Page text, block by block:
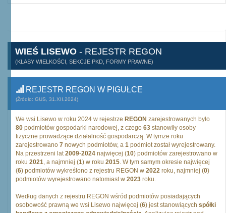
WIEŚ LISEWO - REJESTR REGON
(KLASY WIELKOŚCI, SEKCJE PKD, FORMY PRAWNE)
REJESTR REGON W PIGUŁCE
(Źródło: GUS, 31.XII.2024)
We wsi Lisewo w roku 2024 w rejestrze REGON zarejestrowanych było
80 podmiotów gospodarki narodowej, z czego 63 stanowiły osoby
fizyczne prowadzące działalność gospodarczą. W tymże roku
zarejestrowano 7 nowych podmiotów, a 1 podmiot został wyrejestrowany.
Na przestrzeni lat2009-2024 najwięcej (10) podmiotów zarejestrowano w
roku 2021, a najmniej (1) w roku 2015. W tym samym okresie najwięcej
(6) podmiotów wykreślono z rejestru REGON w 2022 roku, najmniej (0)
podmiotów wyrejestrowano natomiast w 2023 roku.
Według danych z rejestru REGON wśród podmiotów posiadających
osobowość prawną we wsi Lisewo najwięcej (6) jest stanowiących spółki